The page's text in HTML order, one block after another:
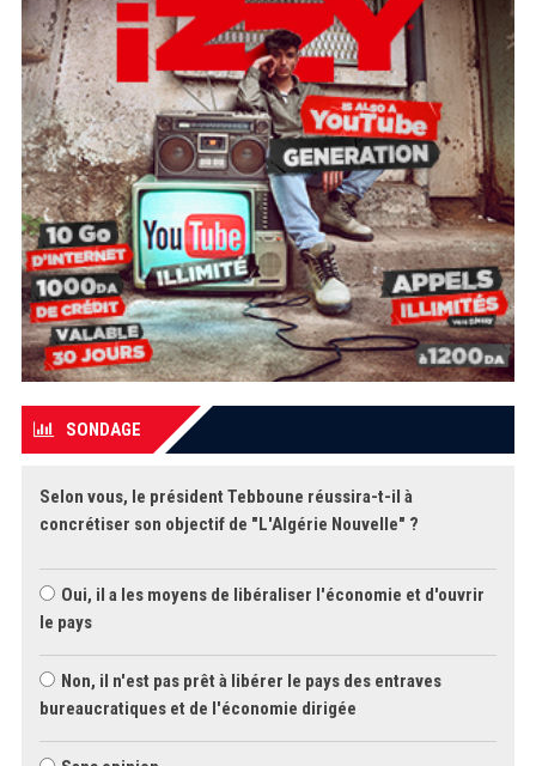
SONDAGE
Selon vous, le président Tebboune réussira-t-il à
concrétiser son objectif de "L'Algérie Nouvelle" ?
Oui, il a les moyens de libéraliser l'économie et d'ouvrir
le pays
Non, il n'est pas prêt à libérer le pays des entraves
bureaucratiques et de l'économie dirigée